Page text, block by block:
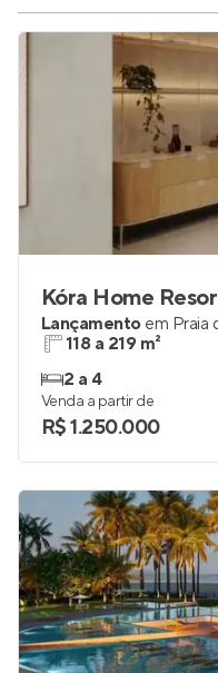
Kóra Home
Lançamento em Praia
118 a 219 m²
2 a 4
Venda a partir de
R$ 1.250.000